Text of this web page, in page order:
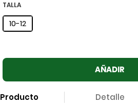
TALLA
10-12
AÑADIR
Producto Detalle